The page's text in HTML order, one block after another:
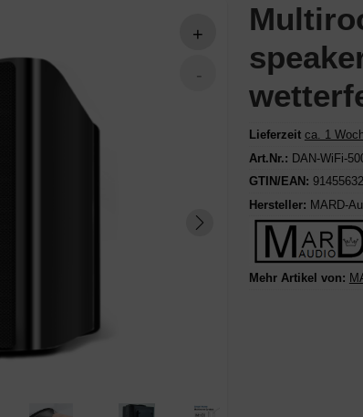
Lieferzeit ca. 1
Art.Nr.: DAN-WiFi-
GTIN/EAN:
Hersteller: MARD-
Mehr Artikel von: